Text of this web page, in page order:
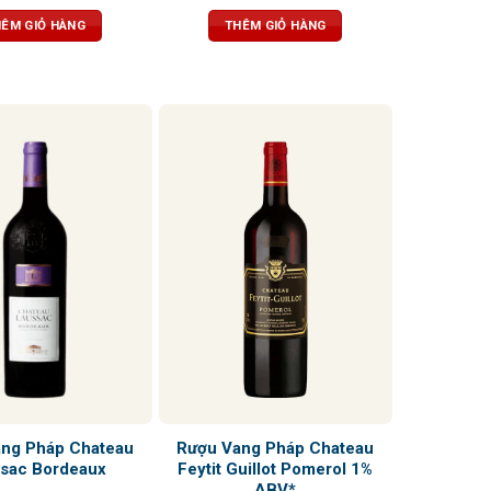
hợp
GIỎ HÀNG
dai dẳng với độ chua ấn tượng
THÊM GIỎ HÀNG
Pháp Chateau
Bordeaux
Rượu Vang Pháp Chateau
Feytit Guillot Pomerol 1%